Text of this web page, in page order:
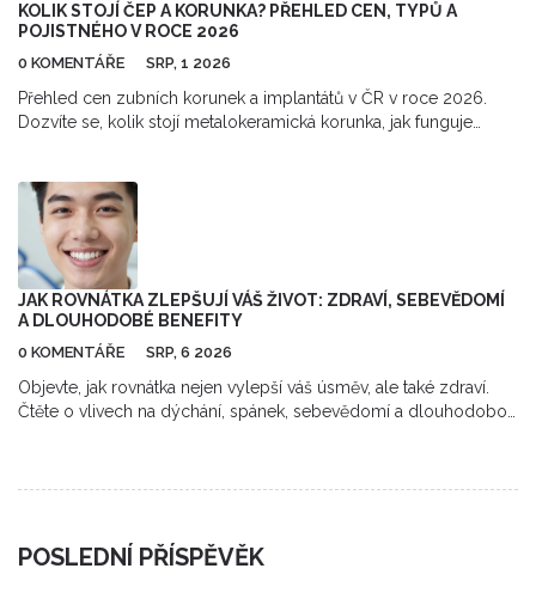
KOLIK STOJÍ ČEP A KORUNKA? PŘEHLED CEN, TYPŮ A
POJISTNÉHO V ROCE 2026
0 KOMENTÁŘE SRP, 1 2026
Přehled cen zubních korunek a implantátů v ČR v roce 2026.
Dozvíte se, kolik stojí metalokeramická korunka, jak funguje
JAK ROVNÁTKA ZLEPŠUJÍ VÁŠ ŽIVOT: ZDRAVÍ, SEBEVĚDOMÍ
A DLOUHODOBÉ BENEFITY
0 KOMENTÁŘE SRP, 6 2026
Objevte, jak rovnátka nejen vylepší váš úsměv, ale také zdraví.
Čtěte o vlivech na dýchání, spánek, sebevědomí a dlouhodobou
POSLEDNÍ PŘÍSPĚVĚK